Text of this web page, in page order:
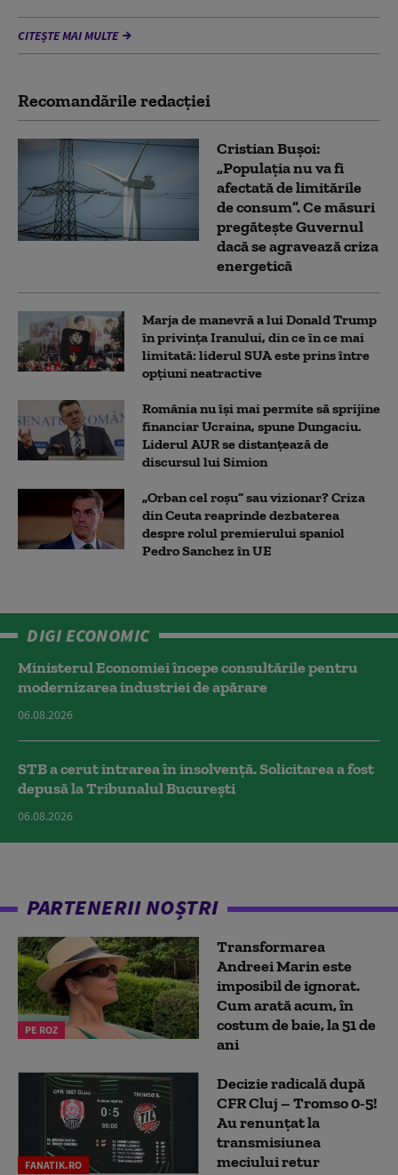
CITEȘTE MAI MULTE
Recomandările redacţiei
Cristian Bușoi:
„Populația nu va fi
afectată de limitările
de consum”. Ce măsuri
pregătește Guvernul
dacă se agravează criza
energetică
Marja de manevră a lui Donald Trump
în privința Iranului, din ce în ce mai
limitată: liderul SUA este prins între
opțiuni neatractive
România nu își mai permite să sprijine
financiar Ucraina, spune Dungaciu.
Liderul AUR se distanțează de
discursul lui Simion
„Orban cel roșu” sau vizionar? Criza
din Ceuta reaprinde dezbaterea
despre rolul premierului spaniol
Pedro Sanchez în UE
DIGI ECONOMIC
Ministerul Economiei începe consultările pentru
modernizarea industriei de apărare
06.08.2026
STB a cerut intrarea în insolvență. Solicitarea a fost
depusă la Tribunalul București
06.08.2026
PARTENERII NOȘTRI
PE ROZ
Transformarea
Andreei Marin este
imposibil de ignorat.
Cum arată acum, în
costum de baie, la 51 de
ani
FANATIK.RO
Decizie radicală după
CFR Cluj – Tromso 0-5!
Au renunțat la
transmisiunea
meciului retur